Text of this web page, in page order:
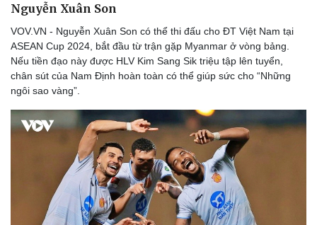
Nguyễn Xuân Son
VOV.VN - Nguyễn Xuân Son có thể thi đấu cho ĐT Việt Nam tại
ASEAN Cup 2024, bắt đầu từ trận gặp Myanmar ở vòng bảng.
Nếu tiền đạo này được HLV Kim Sang Sik triệu tập lên tuyển,
chân sút của Nam Định hoàn toàn có thể giúp sức cho “Những
ngôi sao vàng”.